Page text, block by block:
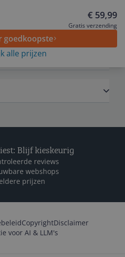
€ 59,99
Gratis verzending
goedkoopste
alle prijzen
Blijf kieskeurig
reviews
webshops
prijzen
CopyrightDisclaimer
voor AI & LLM's